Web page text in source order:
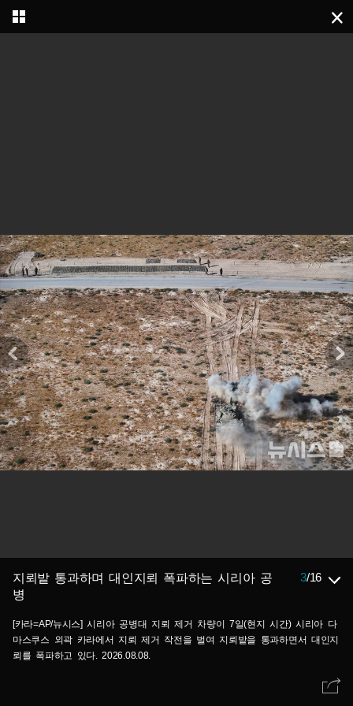
지뢰밭 통과하며 대인지뢰 폭파하는 시리아 공
병
3/16
[카라=AP/뉴시스] 시리아 공병대 지뢰 제거 차량이 7일(현지 시간) 시리아 다
마스쿠스 외곽 카라에서 지뢰 제거 작전을 벌여 지뢰밭을 통과하면서 대인지
뢰를 폭파하고 있다. 2026.08.08.